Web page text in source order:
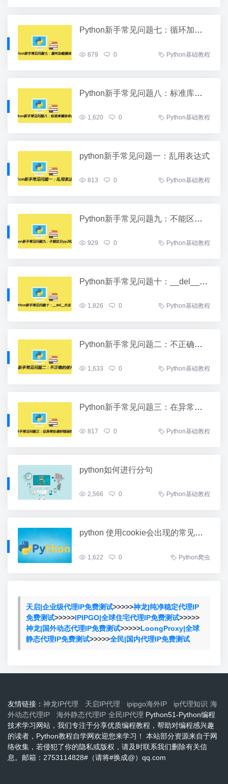
Python新手常见问题七：循环加载模块
879 0 Python基础教程
Python新手常见问题八：标准库模块命名
1,620 0 Python基础教程
python新手常见问题一：乱用表达式
813 0 Python基础教程
Python新手常见问题九：不能区分py2和py3
929 0 Python基础教程
Python新手常见问题十：__del__方法
1,826 0 Python基础教程
Python新手常见问题二：不正确的使用类变量
1,633 0 Python基础教程
Python新手常见问题三：在异常处理时错误的使用参数
817 0 Python基础教程
python如何进行分句
2,566 0 Python基础教程
python 使用cookie会出现的常见问题
1,622 0 Python爬虫
天启|企业级代理IP免费测试>>>>>神龙|纯净稳定代理IP
免费测试>>>>>IPIPGO|全球住宅代理IP免费测试>>>>>
神龙|国外动态代理IP免费测试>>>>>LoongProxy|全球
静态代理IP免费测试>>>>>全民|国内代理IP免费测试
友情链接： 神龙IP代理 天启IP代理 ipipgo海外IP ip代理知识 海
外动态代理IP
海外静态代理IP 全民IP代理 Python51-Python编程
技术学习网站，我们专注于分享优质编程教程，帮助对编程感兴趣
的读者，Python教程自学网欢迎您来学习！ 本站部分资源来自于网
络收集，若侵犯了你的隐私或版权，请及时联系我们删除有关信
息。邮箱：2753114828#（请将#换成@）qq.com